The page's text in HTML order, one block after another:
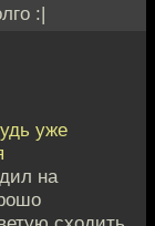
:|
уже
на